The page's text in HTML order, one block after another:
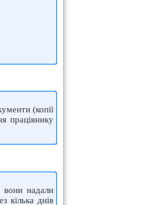
(копії
працівнику
вони надали
кілька днів